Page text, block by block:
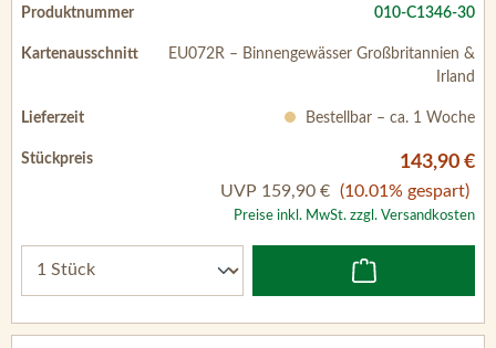
010-C1346-30
EU072R – Binnengewässer Großbritannien &
Irland
Bestellbar – ca. 1 Woche
143,90 €
UVP 159,90 € (10.01% gespart)
Preise inkl. MwSt. zzgl. Versandkosten